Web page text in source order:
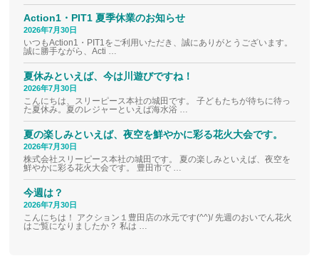
Action1・PIT1 夏季休業のお知らせ
2026年7月30日
いつもAction1・PIT1をご利用いただき、誠にありがとうございます。
誠に勝手ながら、Acti …
夏休みといえば、今は川遊びですね！
2026年7月30日
こんにちは、スリーピース本社の城田です。 子どもたちが待ちに待っ
た夏休み。夏のレジャーといえば海水浴 …
夏の楽しみといえば、夜空を鮮やかに彩る花火大会です。
2026年7月30日
株式会社スリーピース本社の城田です。 夏の楽しみといえば、夜空を
鮮やかに彩る花火大会です。 豊田市で …
今週は？
2026年7月30日
こんにちは！ アクション１豊田店の水元です(^^)/ 先週のおいでん花火
はご覧になりましたか？ 私は …